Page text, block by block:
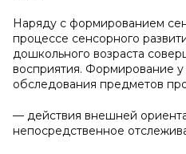
Наряду с формированием
процессе сенсорного
дошкольного возраста
восприятия. Формирование
обследования предметов
— действия внешней
непосредственное